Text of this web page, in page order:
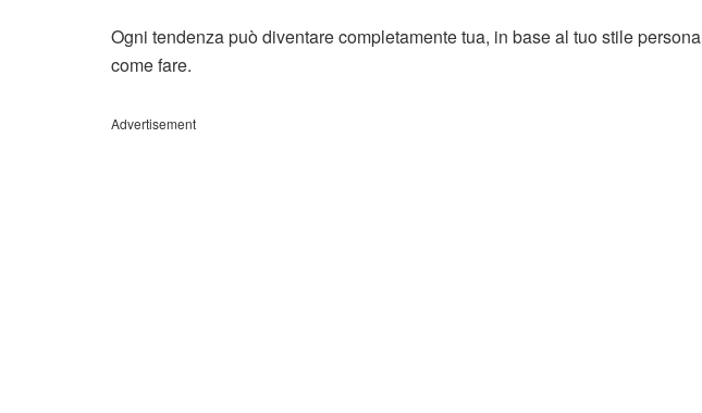
Ogni tendenza può diventare completamente tua, in base al tuo stile
come fare.
Advertisement